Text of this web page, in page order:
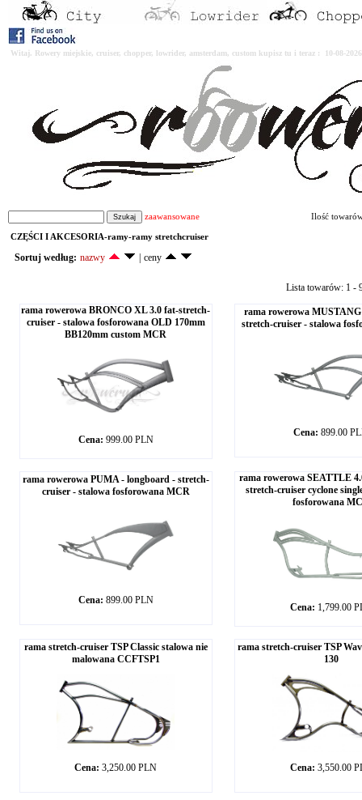
Witaj. Rowery miejskie, cruiser, chopper, lowrider, amsterdam, custom kupisz tu i teraz : 10-08-
zaawansowane Ilość
CZĘŚCI I AKCESORIA-ramy-ramy stretchcruiser
Sortuj według: nazwy ceny
Lista towarów: 1 -
rama rowerowa BRONCO XL 3.0 fat-stretch-
cruiser - stalowa fosforowana OLD 170mm
BB120mm custom MCR
Cena: 999.00 PLN
rama rowerowa
stretch-cruiser - stalowa
Cena: 899.00
rama rowerowa PUMA - longboard - stretch-
cruiser - stalowa fosforowana MCR
Cena: 899.00 PLN
rama rowerowa SEATTLE
stretch-cruiser cyclone
fosforowana
Cena: 1,799.00
rama stretch-cruiser TSP Classic stalowa nie
malowana CCFTSP1
Cena: 3,250.00 PLN
rama stretch-cruiser TSP
130
Cena: 3,550.00